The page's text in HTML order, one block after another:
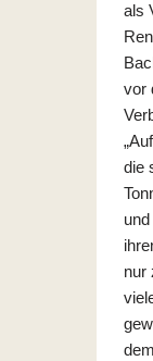
als
vor
die
nur